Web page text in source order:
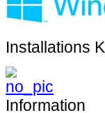
Installations
Information